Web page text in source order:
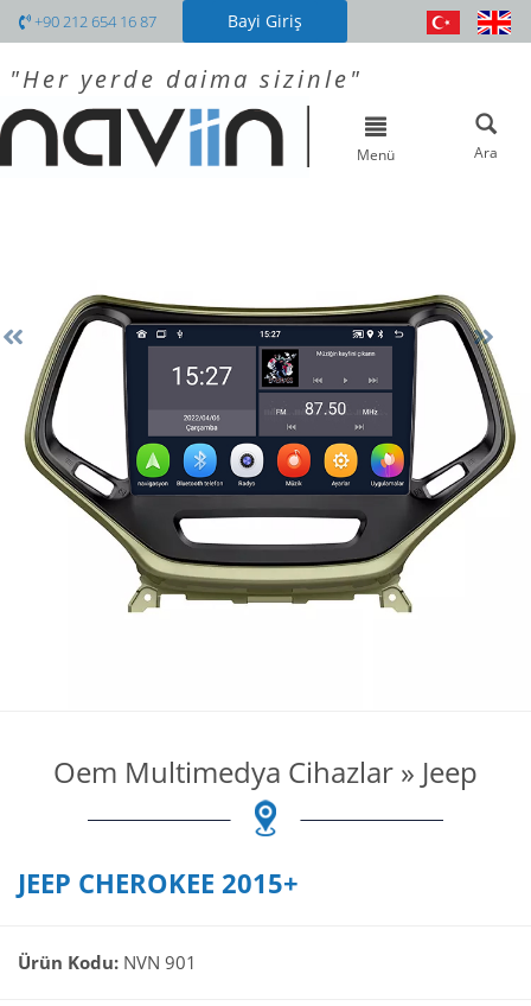
+90 212 654 16 87 Bayi Giriş
"Her yerde daima sizinle"
Toggle
navigation
Menü Ara
Previous
Oem Multimedya Cihazlar » Jeep
JEEP CHEROKEE 2015+
Ürün Kodu: NVN 901